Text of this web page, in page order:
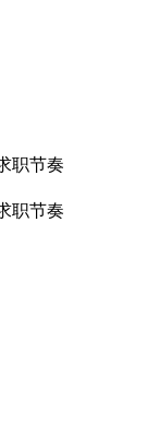
职节奏
职节奏